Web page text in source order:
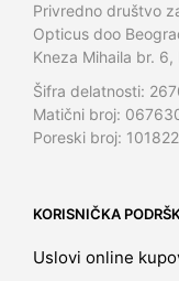
Privredno društvo
Opticus doo
Kneza Mihaila br. 6,
Šifra delatnosti:
Matični broj:
Poreski broj:
KORISNIČKA
Uslovi online